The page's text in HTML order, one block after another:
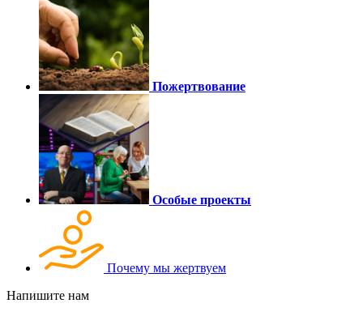
Пожертвование
Особые проекты
Почему мы жертвуем
Напишите нам